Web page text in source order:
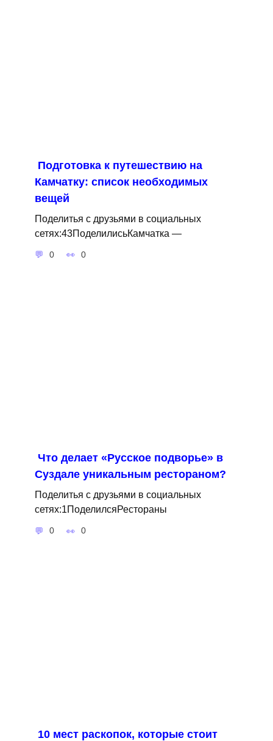
Подготовка к путешествию на
Камчатку: список необходимых
вещей
Поделитья с друзьями в социальных
сетях:43ПоделилисьКамчатка —
0 0
Что делает «Русское подворье» в
Суздале уникальным рестораном?
Поделитья с друзьями в социальных
сетях:1ПоделилсяРестораны
0 0
10 мест раскопок, которые стоит